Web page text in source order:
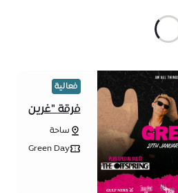
فعالية
فرقة "غرين
داي" في
عرض
مباشر في
ساحة
مدينة
إكسبو
Green Day